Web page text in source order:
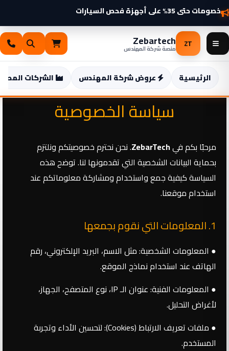
تخطي
إلى
المحتوى
خصومات حتى 35% على أجهزة فحص السيارات
شواحن سيارات كهربائية 2025 وصلت — اطّلع الآن
ZT
Zebartech
منصة شركة المهندس
الرئيسية عروض شركة المهندس الشركات
سياسة الخصوصية
مرحبًا بكم فيZebarTech. نحن نحترم خصوصيتكم ونلتزم
بحماية البيانات الشخصية التي تقدمونها لنا. توضح هذه
السياسة كيفية جمع واستخدام ومشاركة معلوماتكم عند
استخدام موقعنا.
1. المعلومات التي نقوم بجمعها
● المعلومات الشخصية: مثل الاسم، البريد الإلكتروني، رقم
الهاتف عند استخدام نماذج الموقع.
● المعلومات الفنية: عنوان الـ IP، نوع المتصفح، الجهاز،
لأغراض التحليل.
● ملفات تعريف الارتباط (Cookies): لتحسين الأداء وتجربة
المستخدم.